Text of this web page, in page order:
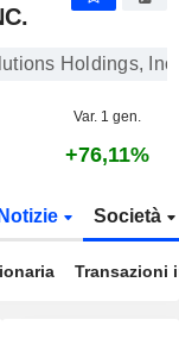
Holdings, Inc.
Var. 1 gen.
+76,11%
Notizie Società
Transazioni